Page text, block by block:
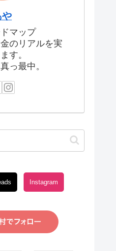
や
マップ
のリアルを実
す。
っ最中。
Instagram